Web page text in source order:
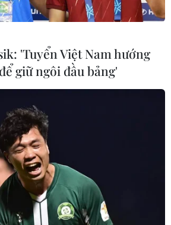
'Tuyển Việt Nam hướng
giữ ngôi đầu bảng'